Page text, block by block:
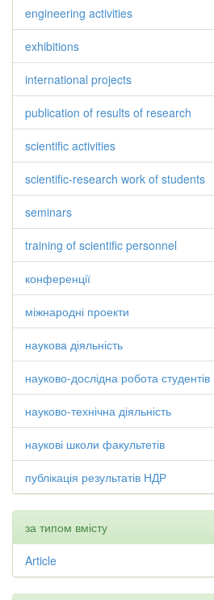
engineering activities
exhibitions
international projects
publication of results of research
scientific activities
scientific-research work of students
seminars
training of scientific personnel
конференції
міжнародні проекти
наукова діяльність
науково-дослідна робота студентів
науково-технічна діяльність
наукові школи факультетів
публікація результатів НДР
за типом вмісту
Article